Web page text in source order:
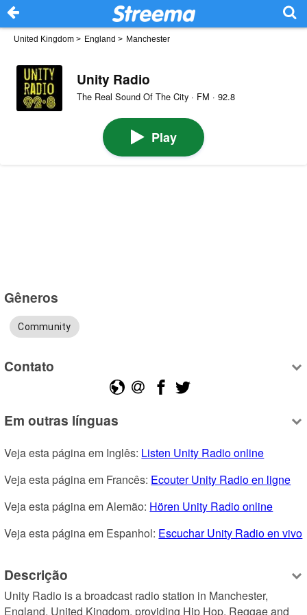
United Kingdom > England > Manchester
Unity Radio
The Real Sound Of The City · FM · 92.8
Play
Gêneros
Community
Contato
Em outras línguas
Veja esta página em Inglês: Listen Unity Radio online
Veja esta página em Francês: Ecouter Unity Radio en ligne
Veja esta página em Alemão: Hören Unity Radio online
Veja esta página em Espanhol: Escuchar Unity Radio en vivo
Descrição
Unity Radio is a broadcast radio station in Manchester,
England, United Kingdom, providing Hip Hop, Reggae and